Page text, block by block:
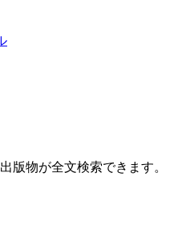
版物が全文検索できます。